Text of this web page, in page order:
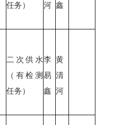
任务）
河 鑫
二次供水
（有检测
任务）
李
易
鑫
黄
清
河